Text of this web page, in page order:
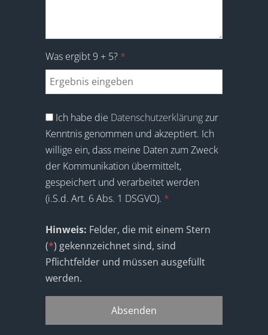
Was ergibt 9 + 5? *
Ich habe die Datenschutzerklärungzur
Kenntnis genommen und akzeptiert. Ich
willige ein, dass meine Daten zum Zweck
der Kommunikation übermittelt,
gespeichert und verarbeitet werden
(i.S.d. Art. 6 Abs. 1 DSGVO). *
Hinweis: Felder, die mit einem Stern
(*) gekennzeichnet sind, sind
Pflichtfelder und müssen ausgefüllt
werden.
Absenden